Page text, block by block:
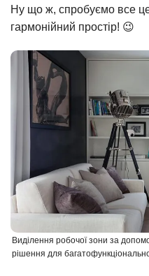
Ну що ж, спробуємо все це
гармонійний простір! 😉
Виділення робочої зони за
рішення для